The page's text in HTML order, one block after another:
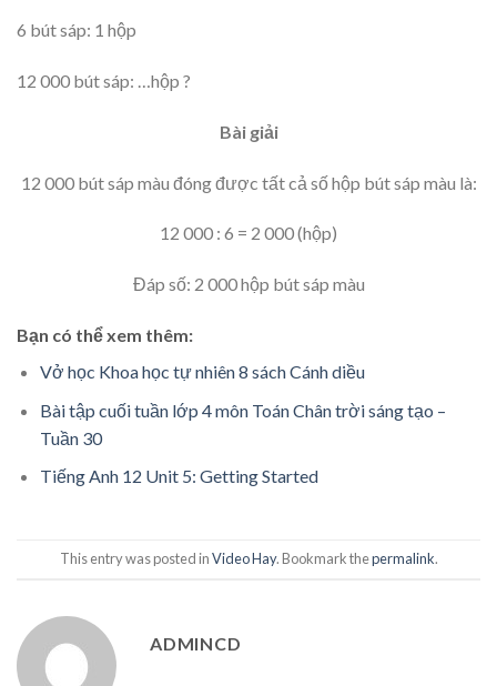
6 bút sáp: 1 hộp
12 000 bút sáp: …hộp ?
Bài giải
12 000 bút sáp màu đóng được tất cả số hộp bút sáp màu là:
12 000 : 6 = 2 000 (hộp)
Đáp số: 2 000 hộp bút sáp màu
Bạn có thể xem thêm:
Vở học Khoa học tự nhiên 8 sách Cánh diều
Bài tập cuối tuần lớp 4 môn Toán Chân trời sáng tạo –
Tuần 30
Tiếng Anh 12 Unit 5: Getting Started
This entry was posted inVideo Hay. Bookmark thepermalink.
ADMINCD